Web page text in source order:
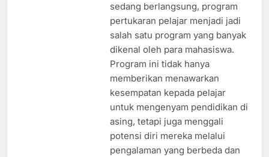
sedang berlangsung, program
pertukaran pelajar menjadi jadi
salah satu program yang banyak
dikenal oleh para mahasiswa.
Program ini tidak hanya
memberikan menawarkan
kesempatan kepada pelajar
untuk mengenyam pendidikan di
asing, tetapi juga menggali
potensi diri mereka melalui
pengalaman yang berbeda dan